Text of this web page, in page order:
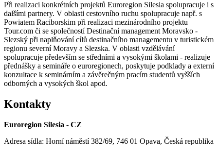
Při realizaci konkrétních projektů Euroregion Silesia spolupracuje i s
dalšími partnery. V oblasti cestovního ruchu spolupracuje např. s
Powiatem Raciborskim při realizaci mezinárodního projektu
Tour.com či se společností Destinační management Moravsko -
Slezský při naplňování cílů destinačního managementu v turistickém
regionu severní Moravy a Slezska. V oblasti vzdělávání
spolupracuje především se středními a vysokými školami - realizuje
přednášky a semináře o euroregionech, poskytuje podklady a externí
konzultace k seminárním a závěrečným pracím studentů vyšších
odborných a vysokých škol apod.
Kontakty
Euroregion Silesia - CZ
Adresa sídla: Horní náměstí 382/69, 746 01 Opava, Česká republika